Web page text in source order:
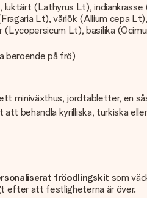
(Lathyrus Lt),
Lt), vårlök (Allium cepa
Lt), basilika
beroende på frö)
miniväxthus, jordtabletter, en
behandla kyrilliska, turkiska
fröodlingskit som
efter att festligheterna är över.